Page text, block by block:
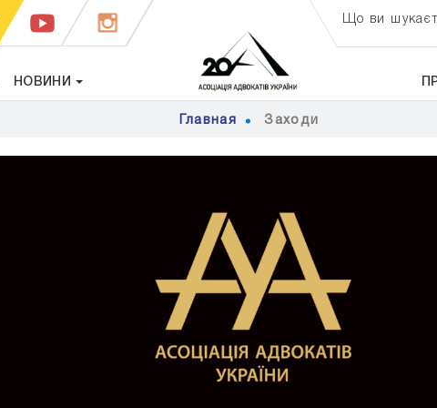
Що ви
НОВИНИ
Главная Заходи